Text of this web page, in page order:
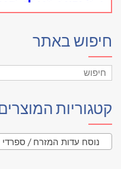
חיפוש באתר
קטגוריות
נוסח עדות המזרח / ספרדי